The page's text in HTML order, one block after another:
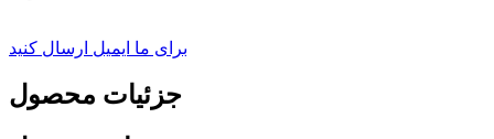
برای ما ایمیل ارسال کنید
جزئیات محصول